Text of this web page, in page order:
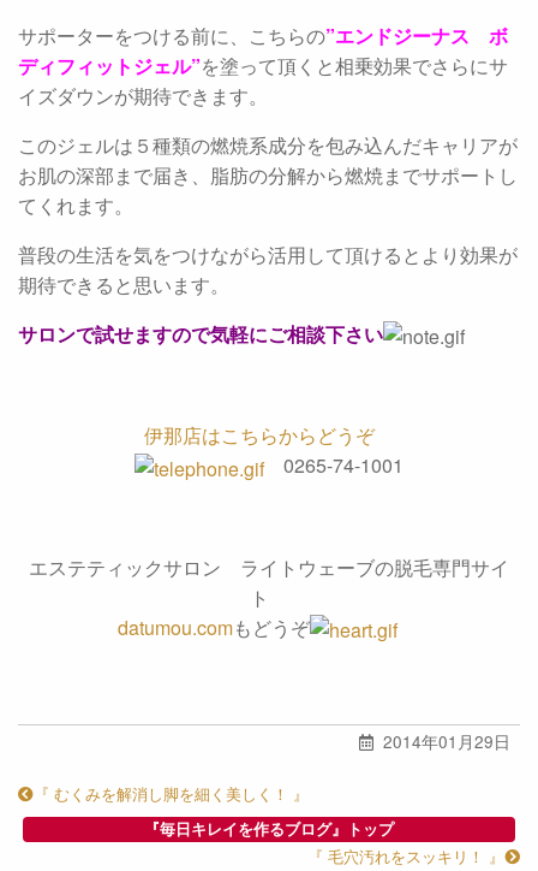
サポーターをつける前に、こちらの”エンドジーナス ボ
ディフィットジェル”を塗って頂くと相乗効果でさらにサ
イズダウンが期待できます。
このジェルは５種類の燃焼系成分を包み込んだキャリアが
お肌の深部まで届き、脂肪の分解から燃焼までサポートし
てくれます。
普段の生活を気をつけながら活用して頂けるとより効果が
期待できると思います。
サロンで試せますので気軽にご相談下さい
伊那店はこちらからどうぞ
0265-74-1001
エステティックサロン ライトウェーブの脱毛専門サイ
ト
datumou.comもどうぞ
2014年01月29日
『 むくみを解消し脚を細く美しく！ 』
『毎日キレイを作るブログ』トップ
『 毛穴汚れをスッキリ！ 』